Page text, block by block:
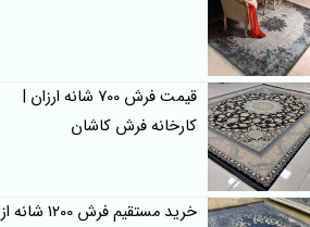
قیمت فرش 700 شانه ارزان |
کارخانه فرش کاشان
خرید مستقیم فرش 1200 شانه از